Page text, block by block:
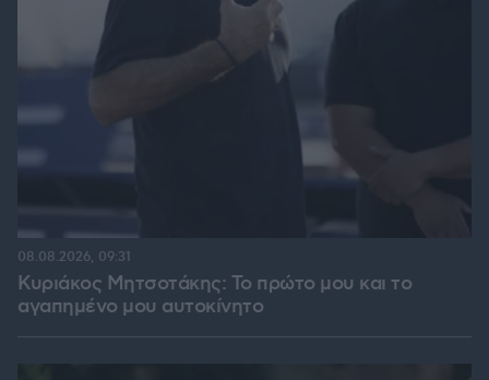
Κυριάκος Μητσοτάκης: Το πρώτο μου και το
αγαπημένο μου αυτοκίνητο
08.08.2026, 09:31